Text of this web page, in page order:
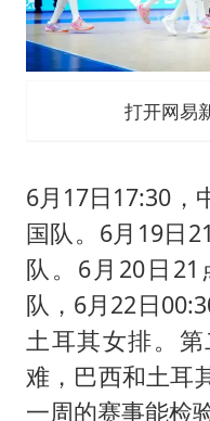
打开网易
6月17日17:30，
国队。6月19日
队。6月20日
队，6月22日
土耳其女排。
难，巴西和土耳
一周的赛事能检